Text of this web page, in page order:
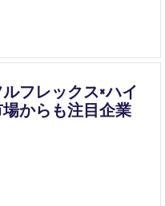
支えていただきま
フレックス×ハイ
からも注目企業